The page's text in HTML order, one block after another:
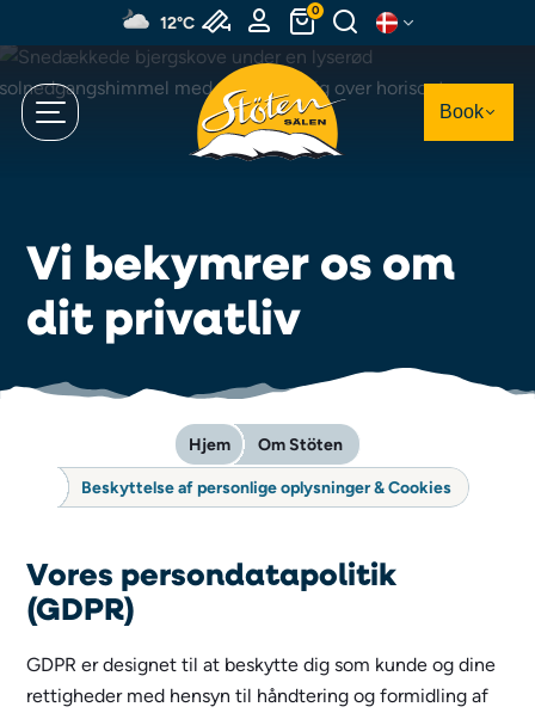
til
hovedindhold
12°C
0
Book
Vi bekymrer os om
dit privatliv
Hjem Om Stöten
Beskyttelse af personlige oplysninger & Cookies
Vores persondatapolitik
(GDPR)
GDPR er designet til at beskytte dig som kunde og dine
rettigheder med hensyn til håndtering og formidling af